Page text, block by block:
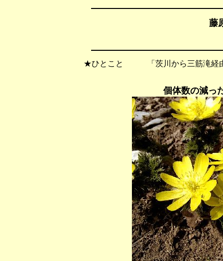
藤
★ひとこと 「茨川から三筋滝経由
個体数の減っ